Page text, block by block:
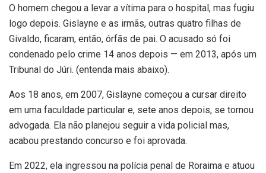
O homem chegou a levar a vítima para o hospital, mas fugiu
logo depois. Gislayne e as irmãs, outras quatro filhas de
Givaldo, ficaram, então, órfãs de pai. O acusado só foi
condenado pelo crime 14 anos depois — em 2013, após um
Tribunal do Júri. (entenda mais abaixo).
Aos 18 anos, em 2007, Gislayne começou a cursar direito
em uma faculdade particular e, sete anos depois, se tornou
advogada. Ela não planejou seguir a vida policial mas,
acabou prestando concurso e foi aprovada.
Em 2022, ela ingressou na polícia penal de Roraima e atuou